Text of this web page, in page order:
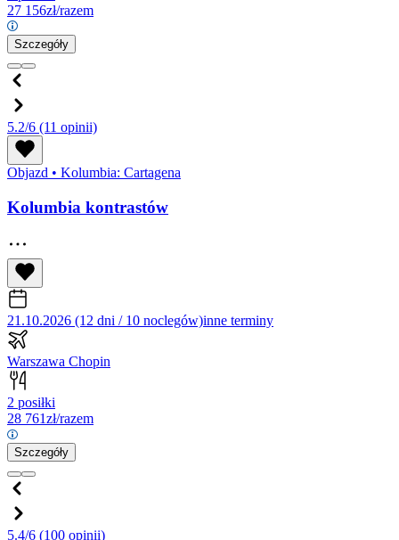
27 156zł/razem
Szczegóły
5.2/6 (11 opinii)
Objazd • Kolumbia: Cartagena
Kolumbia kontrastów
21.10.2026 (12 dni / 10 noclegów)inne terminy
Warszawa Chopin
2 posiłki
28 761zł/razem
Szczegóły
5.4/6 (100 opinii)